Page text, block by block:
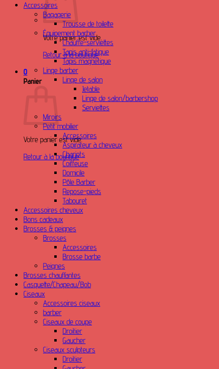
Votre panier est vide.
Retour à la boutique
0
Panier
Votre panier est vide.
Retour à la boutique
Accessoires
Bagagerie
Trousse de toilette
Équipement barber
Chauffe-serviettes
Tapis anti-fatigue
Tapis magnetique
Linge barber
Linge de salon
Jetable
Linge de salon/barbershop
Serviettes
Miroirs
Petit mobilier
Accessoires
Aspirateur à cheveux
Chariots
Coiffeuse
Domicile
Pôle Barber
Repose-pieds
Tabouret
Accessoires cheveux
Bons cadeaux
Brosses & peignes
Brosses
Accessoires
Brosse barbe
Peignes
Brosses chauffantes
Casquette/Chapeau/Bob
Ciseaux
Accessoires ciseaux
barber
Ciseaux de coupe
Droitier
Gaucher
Ciseaux sculpteurs
Droitier